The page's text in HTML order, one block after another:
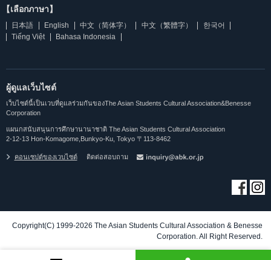
【เลือกภาษา】
日本語 English 中文（简体字） 中文（繁體字）
한국어
Tiếng Việt
Bahasa Indonesia
ผู้ดูแลเว็บไซต์
เว็บไซต์นี้เป็นเวบที่ดูแลร่วมกันของThe Asian Students Cultural Association&Benesse
Corporation
แผนกสนับสนุนการศึกษานานาชาติ The Asian Students Cultural Association
2-12-13 Hon-Komagome,Bunkyo-Ku, Tokyo 〒113-8462
คอนเซปต์ของเวบไซต์ ติดต่อสอบถาม
Copyright(C) 1999-2026 The Asian Students Cultural Association & Benesse
Corporation. All Right Reserved.